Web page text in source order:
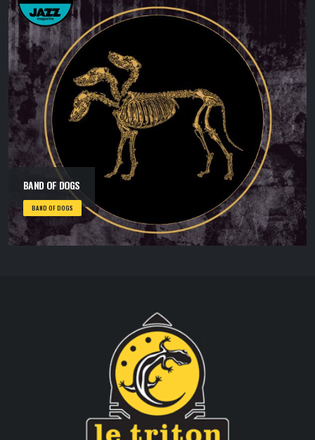
BAND OF DOGS
BAND OF DOGS